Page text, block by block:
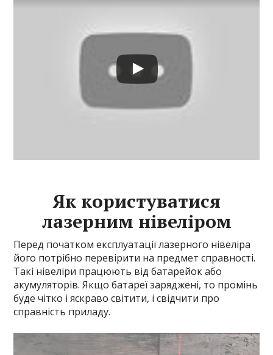
Як користуватися
лазерним нівеліром
Перед початком експлуатації лазерного нівеліра
його потрібно перевірити на предмет справності.
Такі нівеліри працюють від батарейок або
акумуляторів. Якщо батареї заряджені, то промінь
буде чітко і яскраво світити, і свідчити про
справність приладу.